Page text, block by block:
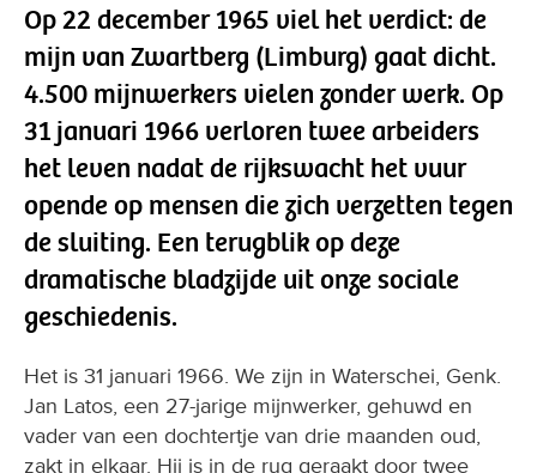
Op 22 december 1965 viel het verdict: de
mijn van Zwartberg (Limburg) gaat dicht.
4.500 mijnwerkers vielen zonder werk. Op
31 januari 1966 verloren twee arbeiders
het leven nadat de rijkswacht het vuur
opende op mensen die zich verzetten tegen
de sluiting. Een terugblik op deze
dramatische bladzijde uit onze sociale
geschiedenis.
Het is 31 januari 1966. We zijn in Waterschei, Genk.
Jan Latos, een 27-jarige mijnwerker, gehuwd en
vader van een dochtertje van drie maanden oud,
zakt in elkaar. Hij is in de rug geraakt door twee